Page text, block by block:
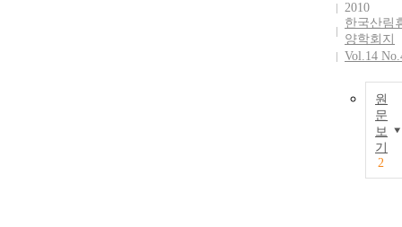
2010
한국산림
양학회지
Vol.14
원
문
보
기
2